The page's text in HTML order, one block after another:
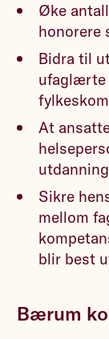
Øke
honorere
Bidra til
ufaglærte
At
Sikre
mellom
blir best
Bærum